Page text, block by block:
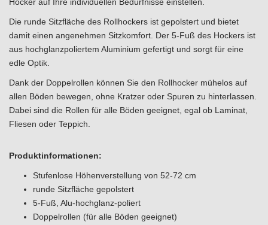
Die runde Sitzfläche des Rollhockers ist gepolstert und bietet
damit einen angenehmen Sitzkomfort. Der 5-Fuß des Hockers ist
aus hochglanzpoliertem Aluminium gefertigt und sorgt für eine
edle Optik.
Dank der Doppelrollen können Sie den Rollhocker mühelos auf
allen Böden bewegen, ohne Kratzer oder Spuren zu hinterlassen.
Dabei sind die Rollen für alle Böden geeignet, egal ob Laminat,
Fliesen oder Teppich.
Produktinformationen:
Stufenlose Höhenverstellung von 52-72 cm
runde Sitzfläche gepolstert
5-Fuß, Alu-hochglanz-poliert
Doppelrollen (für alle Böden geeignet)